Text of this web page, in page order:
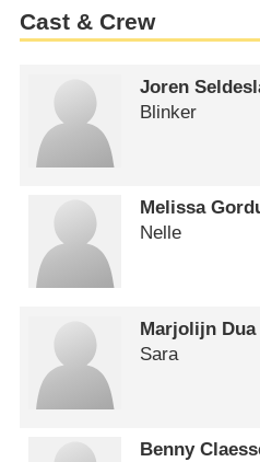
Cast & Crew
Joren
Blinker
Melissa
Nelle
Marjolijn Dua
Sara
Benny